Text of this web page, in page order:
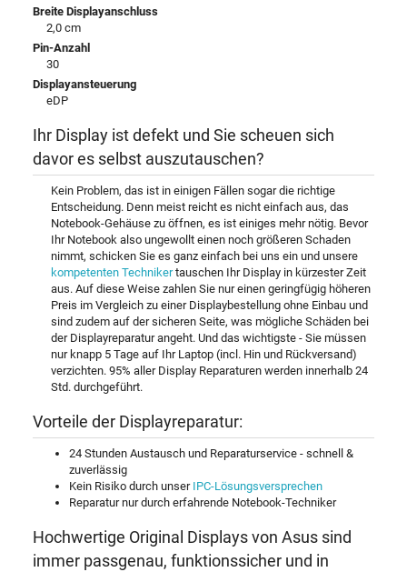
Breite Displayanschluss
2,0 cm
Pin-Anzahl
30
Displayansteuerung
eDP
Ihr Display ist defekt und Sie scheuen sich
davor es selbst auszutauschen?
Kein Problem, das ist in einigen Fällen sogar die richtige
Entscheidung. Denn meist reicht es nicht einfach aus, das
Notebook-Gehäuse zu öffnen, es ist einiges mehr nötig. Bevor
Ihr Notebook also ungewollt einen noch größeren Schaden
nimmt, schicken Sie es ganz einfach bei uns ein und unsere
kompetenten Technikertauschen Ihr Display in kürzester Zeit
aus. Auf diese Weise zahlen Sie nur einen geringfügig höheren
Preis im Vergleich zu einer Displaybestellung ohne Einbau und
sind zudem auf der sicheren Seite, was mögliche Schäden bei
der Displayreparatur angeht. Und das wichtigste - Sie müssen
nur knapp 5 Tage auf Ihr Laptop (incl. Hin und Rückversand)
verzichten. 95% aller Display Reparaturen werden innerhalb 24
Std. durchgeführt.
Vorteile der Displayreparatur:
24 Stunden Austausch und Reparaturservice - schnell &
zuverlässig
Kein Risiko durch unser IPC-Lösungsversprechen
Reparatur nur durch erfahrende Notebook-Techniker
Hochwertige Original Displays von Asus sind
immer passgenau, funktionssicher und in